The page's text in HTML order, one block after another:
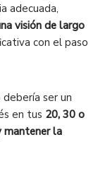
adecuada,
visión de largo
con el paso
ser un
en tus 20, 30 o
mantener la